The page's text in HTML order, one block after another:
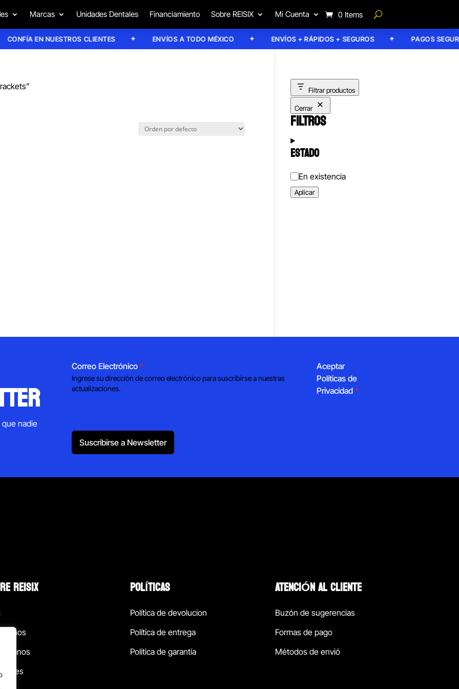
Marcas Unidades Dentales Financiamiento Sobre REISIX Mi Cuenta 0 Items
CONFÍA EN NUESTROS CLIENTES ENVÍOS A TODO MÉXICO ENVÍOS + RÁPIDOS + SEGUROS PAGOS SEGUROS
Filtrar productos
Cerrar
FILTROS
ESTADO
Estado
En existencia
Aplicar
nadie
Correo Electrónico *
Ingrese su dirección de correo electrónico para suscribirse a nuestras
actualizaciones.
Aceptar
Políticas de
Privacidad *
Suscribirse a Newsletter
REISIX POLÍTICAS
Política de devolucion
Política de entrega
Política de garantía
ATENCIÓN AL CLIENTE
Buzón de sugerencias
Formas de pago
Métodos de envió